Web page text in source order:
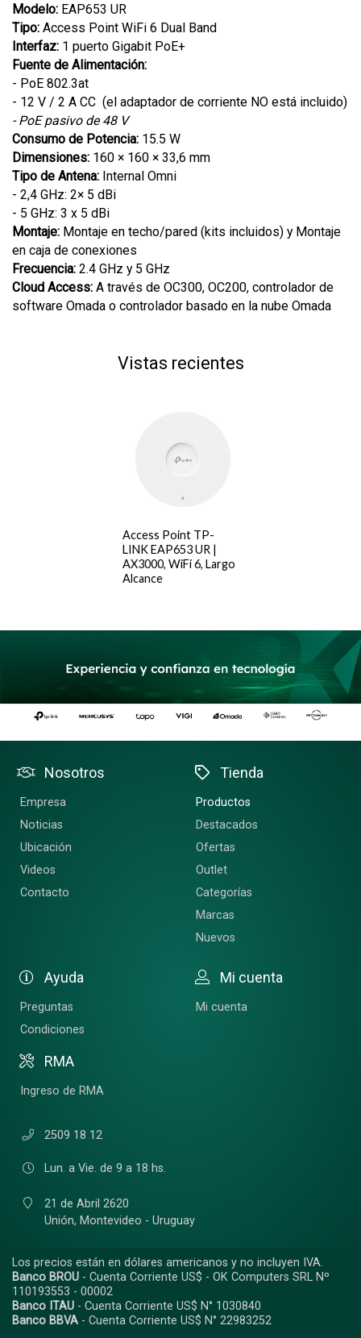
Modelo: EAP653 UR
Tipo: Access Point WiFi 6 Dual Band
Interfaz: 1 puerto Gigabit PoE+
Fuente de Alimentación:
- PoE 802.3at
- 12 V / 2 A CC (el adaptador de corriente NO está incluido)
- PoE pasivo de 48 V
Consumo de Potencia: 15.5 W
Dimensiones: 160 × 160 × 33,6 mm
Tipo de Antena: Internal Omni
- 2,4 GHz: 2× 5 dBi
- 5 GHz: 3 x 5 dBi
Montaje: Montaje en techo/pared (kits incluidos) y Montaje
en caja de conexiones
Frecuencia: 2.4 GHz y 5 GHz
Cloud Access: A través de OC300, OC200, controlador de
software Omada o controlador basado en la nube Omada
Vistas recientes
Access Point TP-
LINK EAP653 UR |
AX3000, WiFi 6, Largo
Alcance
Nosotros
Empresa
Noticias
Ubicación
Videos
Contacto
Tienda
Productos
Destacados
Ofertas
Outlet
Categorías
Marcas
Nuevos
Ayuda
Preguntas
Condiciones
RMA
Ingreso de RMA
Mi cuenta
Mi cuenta
2509 18 12
Lun. a Vie. de 9 a 18 hs.
21 de Abril 2620
Unión, Montevideo - Uruguay
Los precios están en dólares americanos y no incluyen IVA.
Banco BROU - Cuenta Corriente US$ - OK Computers SRL Nº
110193553 - 00002
Banco ITAU - Cuenta Corriente US$ N° 1030840
Banco BBVA - Cuenta Corriente US$ N° 22983252